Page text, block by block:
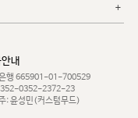
내
행 665901-01-700529
352-0352-2372-23
: 윤성민(커스텀무드)